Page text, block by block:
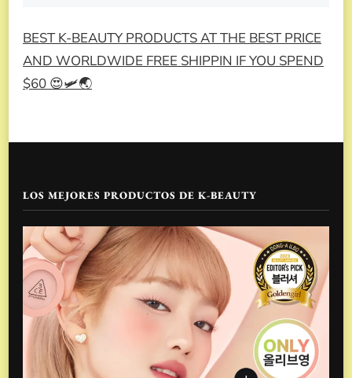
BEST K-BEAUTY PRODUCTS AT THE BEST PRICE
AND WORLDWIDE FREE SHIPPIN IF YOU SPEND
$60 😍🛩️🌏
LOS MEJORES PRODUCTOS DE K-BEAUTY